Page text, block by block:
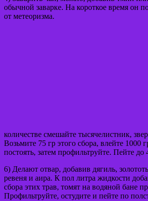
обычной заварке. На короткое время он
от метеоризма.
количестве смешайте тысячелистник,
Возьмите 75 гр этого сбора, влейте 1000
постоять, затем профильтруйте. Пейте до
6) Делают отвар, добавив дягиль,
ревеня и аира. К пол литра жидкости
сбора этих трав, томят на водяной бане
Профильтруйте, остудите и пейте по